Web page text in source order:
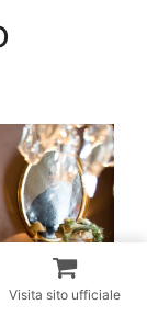
Visita sito ufficiale